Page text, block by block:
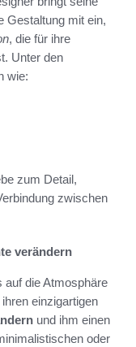
Gestaltung mit ein,
, die für ihre
Unter den
wie:
zum Detail,
zwischen
verändern
auf die Atmosphäre
einzigartigen
und ihm einen
oder